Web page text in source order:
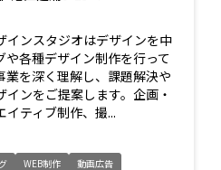
インスタジオはデザインを中
各種デザイン制作を行って
業を深く理解し、課題解決や
ンをご提案します。企画・
ティブ制作、撮...
WEB制作
動画広告